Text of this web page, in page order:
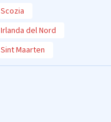
Scozia
Irlanda del Nord
Sint Maarten